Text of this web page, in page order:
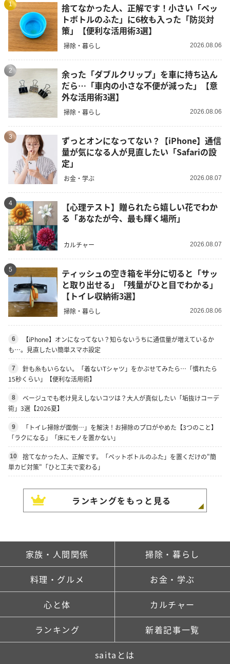
1
捨てなかった人、正解です！小さい「ペッ
トボトルのふた」に6枚も入った「防災対
策」【便利な活用術3選】
掃除・暮らし 2026.08.06
2
余った「ダブルクリップ」を車に持ち込ん
だら…「車内の小さな不便が減った」【意
外な活用術3選】
掃除・暮らし 2026.08.06
3
ずっとオンになってない？【iPhone】通信
量が気になる人が見直したい「Safariの設
定」
お金・学ぶ 2026.08.07
4
【心理テスト】贈られたら嬉しい花でわか
る「あなたが今、最も輝く場所」
カルチャー 2026.08.07
5
ティッシュの空き箱を半分に切ると「サッ
と取り出せる」「残量がひと目でわかる」
【トイレ収納術3選】
掃除・暮らし 2026.08.06
6
【iPhone】オンになってない？知らないうちに通信量が増えているか
も…。見直したい簡単スマホ設定
7
針も糸もいらない。「着ないTシャツ」をかぶせてみたら…「慣れたら
15秒くらい」【便利な活用術】
8
ベージュでも老け見えしないコツは？大人が真似したい「垢抜けコーデ
術」3選【2026夏】
9
「トイレ掃除が面倒…」を解決！お掃除のプロがやめた【3つのこと】
「ラクになる」「床にモノを置かない」
10
捨てなかった人、正解です。「ペットボトルのふた」を置くだけの"簡
単カビ対策"「ひと工夫で変わる」
ランキングをもっと見る
家族・人間関係 掃除・暮らし
料理・グルメ お金・学ぶ
心と体 カルチャー
ランキング 新着記事一覧
saitaとは